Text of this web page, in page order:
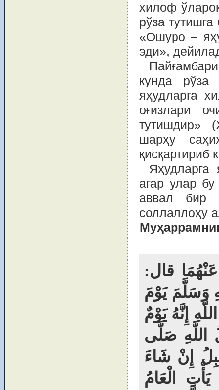
хилоф
рўза
«Ошуро –
эди»,
кунда рўза
яҳудларга
оғизлари
тутишдир»
шарҳу
қисқартириб
агар улар
аввал бир
соллаллоҳу
قال:
وَسَلَّمَ يَوْمَ
إِنَّهُ يَوْمٌ
اللَّهِ صَلَّى
إِنْ شَاءَ
الْعَامُ